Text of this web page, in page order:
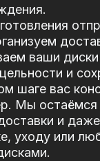
ваши
и
шаге вас
Мы остаёмся
и
уходу или